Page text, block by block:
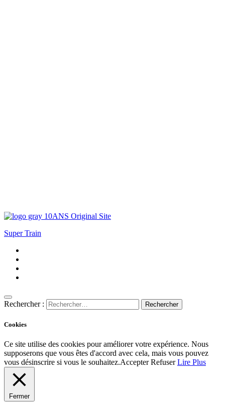
Super Train
Rechercher :
Cookies
Ce site utilise des cookies pour améliorer votre expérience. Nous
supposerons que vous êtes d'accord avec cela, mais vous pouvez
vous désinscrire si vous le souhaitez.Accepter Refuser Lire Plus
Fermer